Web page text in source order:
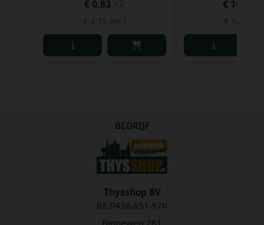
€ 0,83
€ 4,15 per l
€ 10,42
€ 1,74
BEDRIJF
Thysshop BV
BE 0436.851.970
Binneweg 261